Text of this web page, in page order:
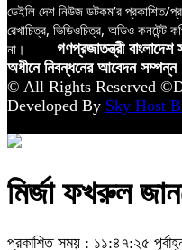
ডেইলি দেশ নিউজ ডটকম’র প্রকাশিত/
রেখাচিত্র, ভিডিওচিত্র, অডিও কনটেন্ট
না।
গণপ্রজাতন্ত্রী
অধীনে নিবন্ধনের আবেদন সম্পন্ন
© All Rights Reserved
Developed By Sky Host
মির্জা ফখরুল
প্রকাশিত সময় : ১১:৪৭:২৫